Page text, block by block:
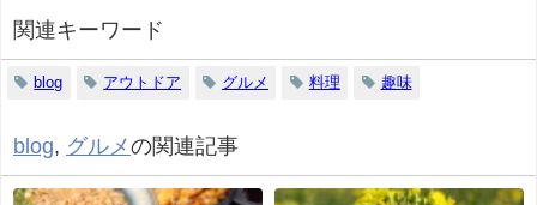
関連キーワード
blog アウトドア グルメ 料理 趣味
blog, グルメの関連記事